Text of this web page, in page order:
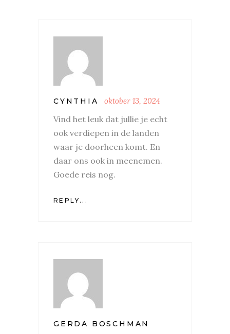
CYNTHIA oktober 13, 2024
Vind het leuk dat jullie je echt
ook verdiepen in de landen
waar je doorheen komt. En
daar ons ook in meenemen.
Goede reis nog.
REPLY...
GERDA BOSCHMAN